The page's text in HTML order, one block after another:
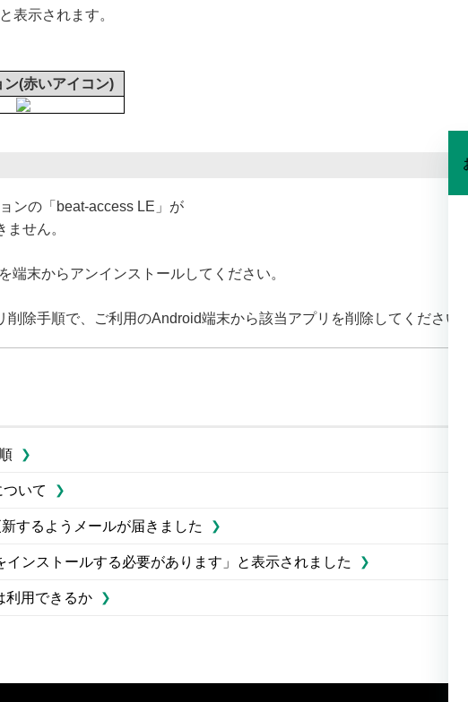
表示されます。
ン(赤いアイコン)
ンの「beat-access LE」が
せん。
端末からアンインストールしてください。
除手順で、ご利用のAndroid端末から該当アプリを削除してください。
いて
するようメールが届きました
ンストールする必要があります」と表示されました
利用できるか